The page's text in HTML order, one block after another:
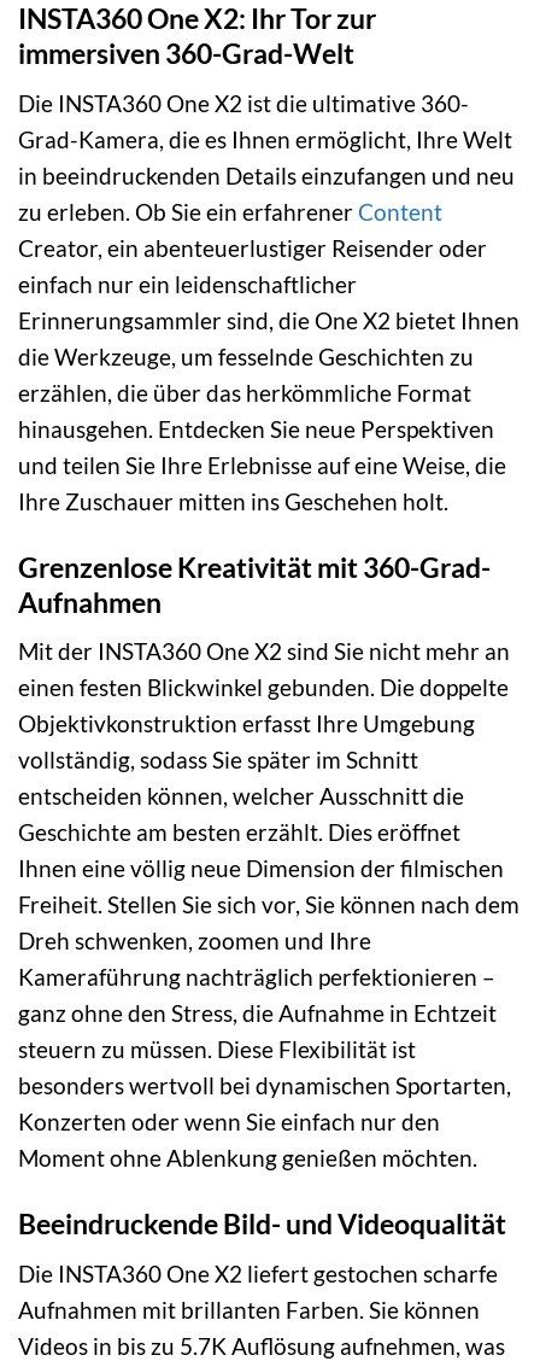
INSTA360 One X2: Ihr Tor zur
immersiven 360-Grad-Welt
Die INSTA360 One X2 ist die ultimative 360-
Grad-Kamera, die es Ihnen ermöglicht, Ihre Welt
in beeindruckenden Details einzufangen und neu
zu erleben. Ob Sie ein erfahrenerContent
Creator, ein abenteuerlustiger Reisender oder
einfach nur ein leidenschaftlicher
Erinnerungsammler sind, die One X2 bietet Ihnen
die Werkzeuge, um fesselnde Geschichten zu
erzählen, die über das herkömmliche Format
hinausgehen. Entdecken Sie neue Perspektiven
und teilen Sie Ihre Erlebnisse auf eine Weise, die
Ihre Zuschauer mitten ins Geschehen holt.
Grenzenlose Kreativität mit 360-Grad-
Aufnahmen
Mit der INSTA360 One X2 sind Sie nicht mehr an
einen festen Blickwinkel gebunden. Die doppelte
Objektivkonstruktion erfasst Ihre Umgebung
vollständig, sodass Sie später im Schnitt
entscheiden können, welcher Ausschnitt die
Geschichte am besten erzählt. Dies eröffnet
Ihnen eine völlig neue Dimension der filmischen
Freiheit. Stellen Sie sich vor, Sie können nach dem
Dreh schwenken, zoomen und Ihre
Kameraführung nachträglich perfektionieren –
ganz ohne den Stress, die Aufnahme in Echtzeit
steuern zu müssen. Diese Flexibilität ist
besonders wertvoll bei dynamischen Sportarten,
Konzerten oder wenn Sie einfach nur den
Moment ohne Ablenkung genießen möchten.
Beeindruckende Bild- und Videoqualität
Die INSTA360 One X2 liefert gestochen scharfe
Aufnahmen mit brillanten Farben. Sie können
Videos in bis zu 5.7K Auflösung aufnehmen, was